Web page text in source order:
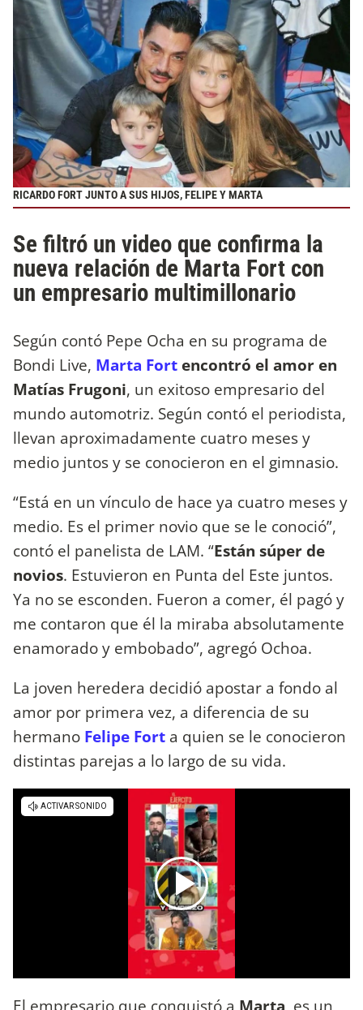
RICARDO FORT JUNTO A SUS HIJOS, FELIPE Y MARTA
Se filtró un video que confirma la
nueva relación de Marta Fort con
un empresario multimillonario
Según contó Pepe Ocha en su programa de
Bondi Live, Marta Fort encontró el amor en
Matías Frugoni, un exitoso empresario del
mundo automotriz. Según contó el periodista,
llevan aproximadamente cuatro meses y
medio juntos y se conocieron en el gimnasio.
“Está en un vínculo de hace ya cuatro meses y
medio. Es el primer novio que se le conoció”,
contó el panelista de LAM. “Están súper de
novios. Estuvieron en Punta del Este juntos.
Ya no se esconden. Fueron a comer, él pagó y
me contaron que él la miraba absolutamente
enamorado y embobado”, agregó Ochoa.
La joven heredera decidió apostar a fondo al
amor por primera vez, a diferencia de su
hermano Felipe Fort a quien se le conocieron
distintas parejas a lo largo de su vida.